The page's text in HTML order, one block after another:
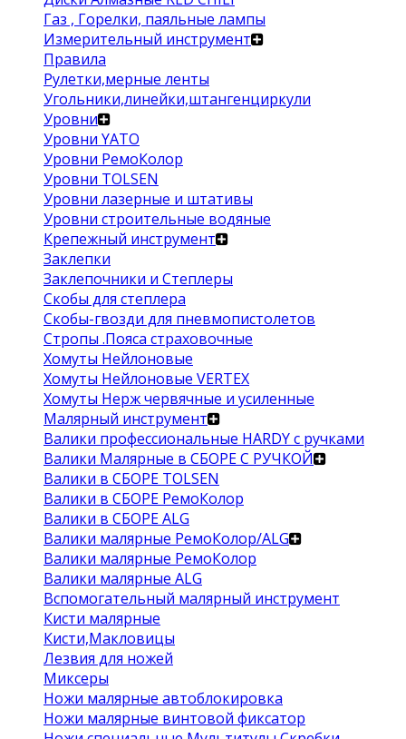
Газ , Горелки, паяльные лампы
Измерительный инструмент
Правила
Рулетки,мерные ленты
Угольники,линейки,штангенциркули
Уровни
Уровни YATO
Уровни РемоКолор
Уровни TOLSEN
Уровни лазерные и штативы
Уровни строительные водяные
Крепежный инструмент
Заклепки
Заклепочники и Степлеры
Скобы для степлера
Скобы-гвозди для пневмопистолетов
Стропы .Пояса страховочные
Хомуты Нейлоновые
Хомуты Нейлоновые VERTEX
Хомуты Нерж червячные и усиленные
Малярный инструмент
Валики профессиональные HARDY с ручками
Валики Малярные в СБОРЕ С РУЧКОЙ
Валики в СБОРЕ TOLSEN
Валики в СБОРЕ РемоКолор
Валики в СБОРЕ ALG
Валики малярные РемоКолор/ALG
Валики малярные РемоКолор
Валики малярные ALG
Вспомогательный малярный инструмент
Кисти малярные
Кисти,Макловицы
Лезвия для ножей
Миксеры
Ножи малярные автоблокировка
Ножи малярные винтовой фиксатор